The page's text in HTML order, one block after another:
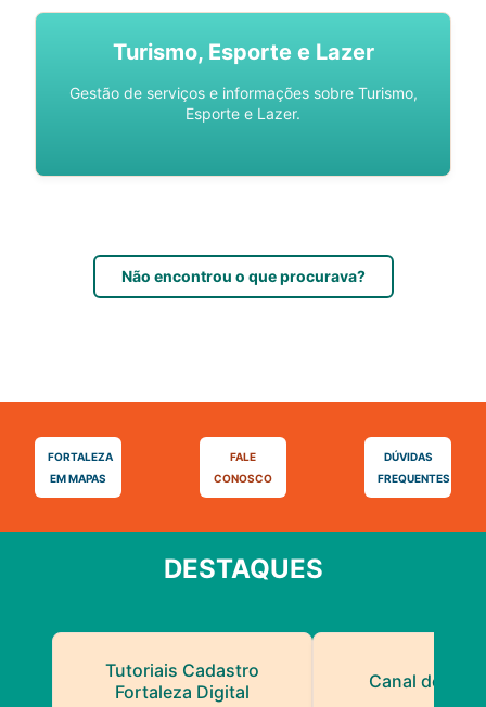
Turismo, Esporte e Lazer
Gestão de serviços e informações sobre Turismo,
Esporte e Lazer.
Não encontrou o que procurava?
FORTALEZA
EM MAPAS
FALE
CONOSCO
DÚVIDAS
FREQUENTES
DESTAQUES
Tutoriais Cadastro
Fortaleza Digital
Canal do